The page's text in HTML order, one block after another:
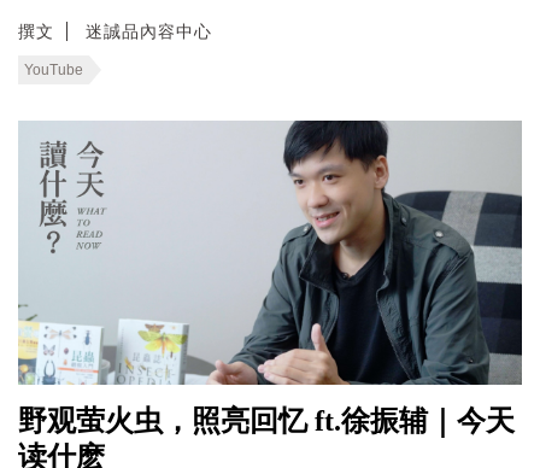
撰文 迷誠品內容中心
YouTube
野观萤火虫，照亮回忆 ft.徐振辅｜今天
读什麽